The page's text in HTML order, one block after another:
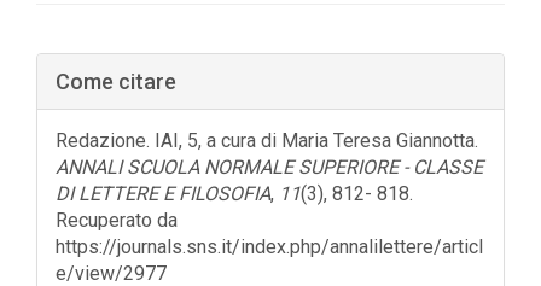
Barra
laterale
dell'articolo
Come citare
Redazione. IAI, 5, a cura di Maria Teresa Giannotta.
ANNALI SCUOLA NORMALE SUPERIORE - CLASSE
DI LETTERE E FILOSOFIA, 11(3), 812- 818.
Recuperato da
https://journals.sns.it/index.php/annalilettere/articl
e/view/2977